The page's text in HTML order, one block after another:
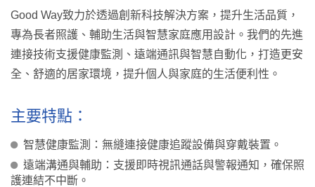
Good Way致力於透過創新科技解決方案，提升生活品質，
專為長者照護、輔助生活與智慧家庭應用設計。我們的先進
連接技術支援健康監測、遠端通訊與智慧自動化，打造更安
全、舒適的居家環境，提升個人與家庭的生活便利性。
主要特點：
智慧健康監測：無縫連接健康追蹤設備與穿戴裝置。
遠端溝通與輔助：支援即時視訊通話與警報通知，確保照
護連結不中斷。